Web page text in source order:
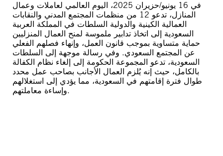
في 16 يونيو/حزيران 2025، اليوم العالمي لعاملات وعمال
المنازل، تدعو 12 من منظمات المجتمع المدني والنقابات
العمالية الكينية والدولية السلطات في المملكة العربية
السعودية إلى اتخاذ تدابير ملموسة لمنح العمال المنزليين
حماية متساوية بموجب قانون العمل، وإنهاء فصلهم الفعلي
عن المجتمع السعودي. وفي رسالة موجهة إلى السلطات
السعودية، تدعو المجموعة الحكومة إلى إلغاء نظام الكفالة
بالكامل، حيث إنه يُلزم العمال الأجانب بصاحب عمل محدد
طوال فترة إقامتهم في السعودية، مما يؤدي إلى استغلالهم
وإساءة معاملتهم.